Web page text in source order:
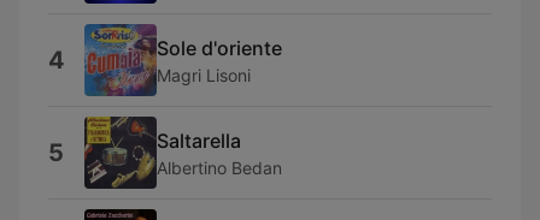
4 Sole d'oriente
Magri Lisoni
5 Saltarella
Albertino Bedan